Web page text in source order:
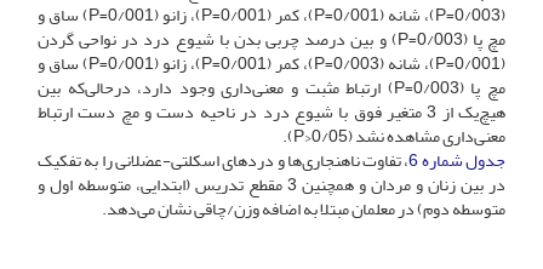
(0/003=P)، شانه (0/001=P)، کمر (0/001=P)، زانو (0/001=P) ساق و
مچ پا (0/003=P) و بین درصد چربی بدن با شیوع درد در نواحی گردن
(0/001=P)، شانه (0/003=P)، کمر (0/001=P)، زانو (0/001=P) ساق و
مچ پا (0/003=P) ارتباط مثبت و معنی‌داری وجود دارد، درحالی‌که بین
هیچ‌یک از 3 متغیر فوق با شیوع درد در ناحیه دست و مچ دست ارتباط
معنی‌داری مشاهده نشد (0/05<P).
جدول شماره 6 ، تفاوت ناهنجاری‌ها و دردهای اسکلتی-عضلانی را به تفکیک
در بین زنان و مردان و همچنین 3 مقطع تدریس (ابتدایی، متوسطه اول و
متوسطه دوم) در معلمان مبتلا به اضافه وزن/چاقی نشان می‌دهد.